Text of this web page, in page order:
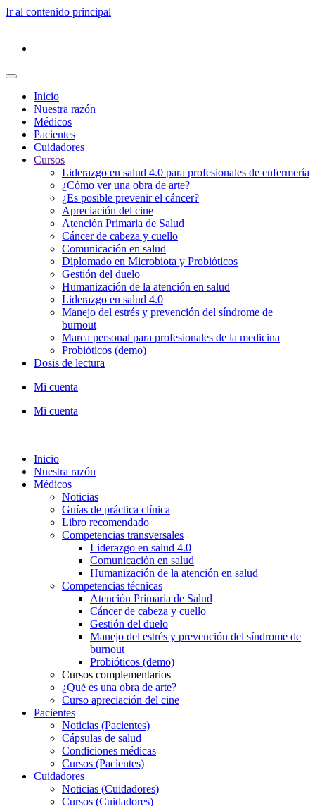
Ir al contenido principal
Inicio
Nuestra razón
Médicos
Pacientes
Cuidadores
Cursos
Liderazgo en salud 4.0 para profesionales de enfermería
¿Cómo ver una obra de arte?
¿Es posible prevenir el cáncer?
Apreciación del cine
Atención Primaria de Salud
Cáncer de cabeza y cuello
Comunicación en salud
Diplomado en Microbiota y Probióticos
Gestión del duelo
Humanización de la atención en salud
Liderazgo en salud 4.0
Manejo del estrés y prevención del síndrome de
burnout
Marca personal para profesionales de la medicina
Probióticos (demo)
Dosis de lectura
Mi cuenta
Mi cuenta
Inicio
Nuestra razón
Médicos
Noticias
Guías de práctica clínica
Libro recomendado
Competencias transversales
Liderazgo en salud 4.0
Comunicación en salud
Humanización de la atención en salud
Competencias técnicas
Atención Primaria de Salud
Cáncer de cabeza y cuello
Gestión del duelo
Manejo del estrés y prevención del síndrome de
burnout
Probióticos (demo)
Cursos complementarios
¿Qué es una obra de arte?
Curso apreciación del cine
Pacientes
Noticias (Pacientes)
Cápsulas de salud
Condiciones médicas
Cursos (Pacientes)
Cuidadores
Noticias (Cuidadores)
Cursos (Cuidadores)